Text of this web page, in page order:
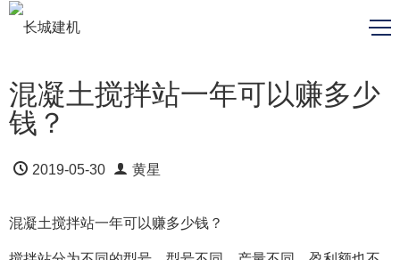
混凝土搅拌站一年可以赚多少
钱？
2019-05-30 黄星
混凝土搅拌站一年可以赚多少钱？